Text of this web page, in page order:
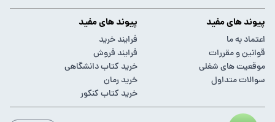
پیوند های مفید
اعتماد به ما
قوانین و مقررات
موقعیت های شغلی
سوالات متداول
پیوند های مفید
فرایند خرید
فرایند فروش
خرید کتاب دانشگاهی
خرید رمان
خرید کتاب کنکور